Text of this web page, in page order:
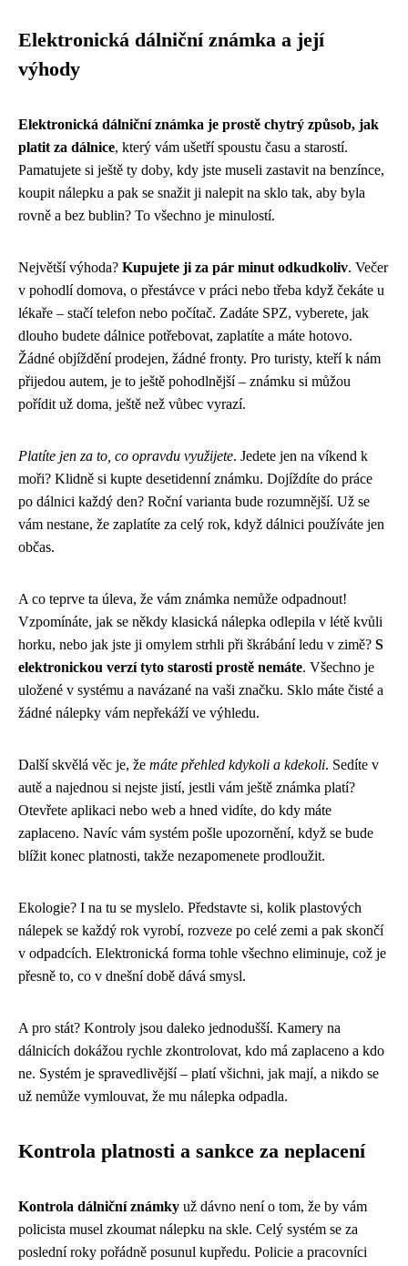
Elektronická dálniční známka a její
výhody
Elektronická dálniční známka je prostě chytrý způsob, jak
platit za dálnice, který vám ušetří spoustu času a starostí.
Pamatujete si ještě ty doby, kdy jste museli zastavit na benzínce,
koupit nálepku a pak se snažit ji nalepit na sklo tak, aby byla
rovně a bez bublin? To všechno je minulostí.
Největší výhoda? Kupujete ji za pár minut odkudkoliv. Večer
v pohodlí domova, o přestávce v práci nebo třeba když čekáte u
lékaře – stačí telefon nebo počítač. Zadáte SPZ, vyberete, jak
dlouho budete dálnice potřebovat, zaplatíte a máte hotovo.
Žádné objíždění prodejen, žádné fronty. Pro turisty, kteří k nám
přijedou autem, je to ještě pohodlnější – známku si můžou
pořídit už doma, ještě než vůbec vyrazí.
Platíte jen za to, co opravdu využijete. Jedete jen na víkend k
moři? Klidně si kupte desetidenní známku. Dojíždíte do práce
po dálnici každý den? Roční varianta bude rozumnější. Už se
vám nestane, že zaplatíte za celý rok, když dálnici používáte jen
občas.
A co teprve ta úleva, že vám známka nemůže odpadnout!
Vzpomínáte, jak se někdy klasická nálepka odlepila v létě kvůli
horku, nebo jak jste ji omylem strhli při škrábání ledu v zimě? S
elektronickou verzí tyto starosti prostě nemáte. Všechno je
uložené v systému a navázané na vaši značku. Sklo máte čisté a
žádné nálepky vám nepřekáží ve výhledu.
Další skvělá věc je, že máte přehled kdykoli a kdekoli. Sedíte v
autě a najednou si nejste jistí, jestli vám ještě známka platí?
Otevřete aplikaci nebo web a hned vidíte, do kdy máte
zaplaceno. Navíc vám systém pošle upozornění, když se bude
blížit konec platnosti, takže nezapomenete prodloužit.
Ekologie? I na tu se myslelo. Představte si, kolik plastových
nálepek se každý rok vyrobí, rozveze po celé zemi a pak skončí
v odpadcích. Elektronická forma tohle všechno eliminuje, což je
přesně to, co v dnešní době dává smysl.
A pro stát? Kontroly jsou daleko jednodušší. Kamery na
dálnicích dokážou rychle zkontrolovat, kdo má zaplaceno a kdo
ne. Systém je spravedlivější – platí všichni, jak mají, a nikdo se
už nemůže vymlouvat, že mu nálepka odpadla.
Kontrola platnosti a sankce za neplacení
Kontrola dálniční známky už dávno není o tom, že by vám
policista musel zkoumat nálepku na skle. Celý systém se za
poslední roky pořádně posunul kupředu. Policie a pracovníci